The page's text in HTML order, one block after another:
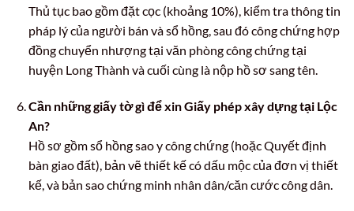
Thủ tục bao gồm đặt cọc (khoảng 10%), kiểm tra thông tin
pháp lý của người bán và sổ hồng, sau đó công chứng hợp
đồng chuyển nhượng tại văn phòng công chứng tại
huyện Long Thành và cuối cùng là nộp hồ sơ sang tên.
Cần những giấy tờ gì để xin Giấy phép xây dựng tại Lộc
An?
Hồ sơ gồm sổ hồng sao y công chứng (hoặc Quyết định
bàn giao đất), bản vẽ thiết kế có dấu mộc của đơn vị thiết
kế, và bản sao chứng minh nhân dân/căn cước công dân.